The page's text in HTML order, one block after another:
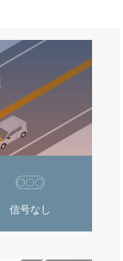
信号なし